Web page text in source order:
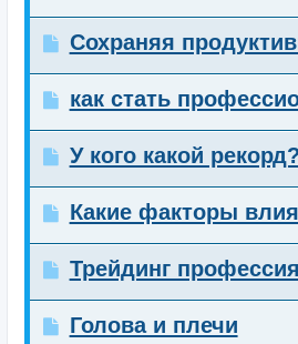
Сохраняя
как стать
У кого какой рекорд?
Какие факторы
Трейдинг
Голова и плечи